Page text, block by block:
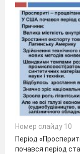
Номер слайду 10
Період
почався період